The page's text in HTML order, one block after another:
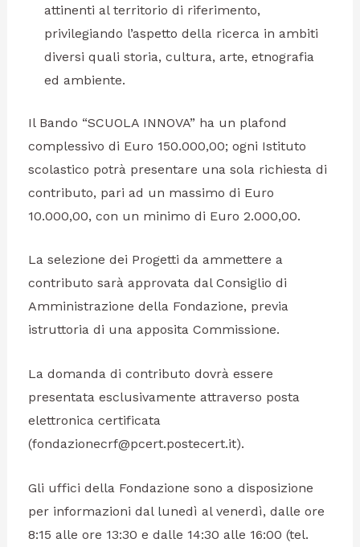
attinenti al territorio di riferimento,
privilegiando l’aspetto della ricerca in ambiti
diversi quali storia, cultura, arte, etnografia
ed ambiente.
Il Bando “SCUOLA INNOVA” ha un plafond
complessivo di Euro 150.000,00; ogni Istituto
scolastico potrà presentare una sola richiesta di
contributo, pari ad un massimo di Euro
10.000,00, con un minimo di Euro 2.000,00.
La selezione dei Progetti da ammettere a
contributo sarà approvata dal Consiglio di
Amministrazione della Fondazione, previa
istruttoria di una apposita Commissione.
La domanda di contributo dovrà essere
presentata esclusivamente attraverso posta
elettronica certificata
(fondazionecrf@pcert.postecert.it).
Gli uffici della Fondazione sono a disposizione
per informazioni dal lunedì al venerdì, dalle ore
8:15 alle ore 13:30 e dalle 14:30 alle 16:00 (tel.